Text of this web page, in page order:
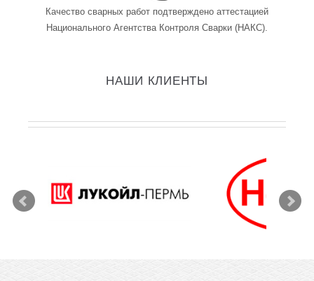
Качество сварных работ подтверждено аттестацией
Национального Агентства Контроля Сварки (НАКС).
НАШИ КЛИЕНТЫ